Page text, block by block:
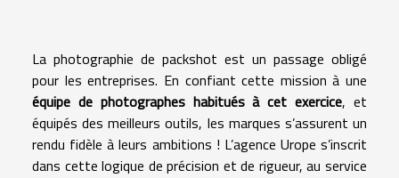
La photographie de packshot est un passage obligé
pour les entreprises. En confiant cette mission à une
équipe de photographes habitués à cet exercice, et
équipés des meilleurs outils, les marques s’assurent un
rendu fidèle à leurs ambitions ! L’agence Urope s’inscrit
dans cette logique de précision et de rigueur, au service